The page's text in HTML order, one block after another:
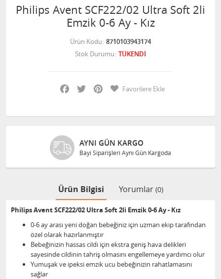
Philips Avent SCF222/02 Ultra Soft 2li
Emzik 0-6 Ay - Kız
Ürün Kodu 8710103943174
Stok Durumu TÜKENDİ
Facebook
Twitter PinterestFavorilere Ekle
AYNI GÜN KARGO
Bayi Siparişleri Aynı Gün Kargoda
Ürün Bilgisi Yorumlar (0)
Philips Avent SCF222/02 Ultra Soft 2li Emzik 0-6 Ay - Kız
0-6 ay arası yeni doğan bebeğiniz için uzman ekip tarafından
özel olarak hazırlanmıştır
Bebeğinizin hassas cildi için ekstra geniş hava delikleri
sayesinde cildinin tahriş olmasını engellemeye yardımcı olur
Yumuşak ve ipeksi emzik ucu bebeğinizin rahatlamasını
sağlar